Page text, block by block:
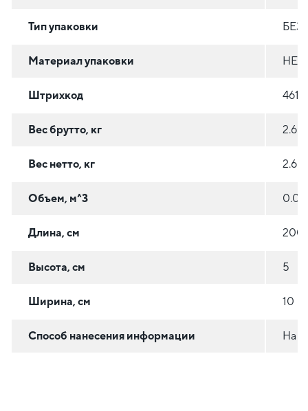
Тип упаковки БЕЗ
Материал упаковки НЕ
Штрихкод
Вес брутто, кг 2.6
Вес нетто, кг 2.6
Объем, м^3 0.01
Длина, см 200
Высота, см 5
Ширина, см 10
Способ нанесения информации На